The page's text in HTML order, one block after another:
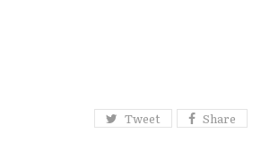
Tweet Share